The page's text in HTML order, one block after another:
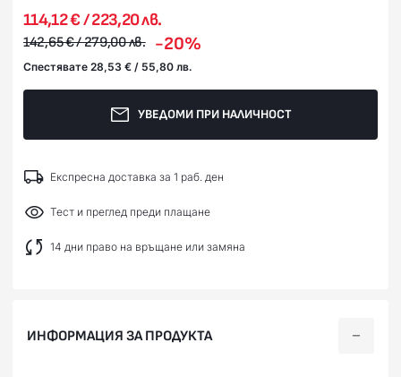
114,12 € / 223,20 лв.
142,65 € / 279,00 лв. -20%
Спестявате 28,53 € / 55,80 лв.
УВЕДОМИ ПРИ НАЛИЧНОСТ
Експресна доставка за 1 раб. ден
Тест и преглед преди плащане
14 дни право на връщане или замяна
ИНФОРМАЦИЯ ЗА ПРОДУКТА